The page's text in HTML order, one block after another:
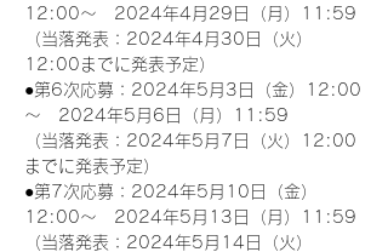
12:00～　2024年4月29日（月）11:59
（当落発表：2024年4月30日（火）
12:00までに発表予定）
●第6次応募：2024年5月3日（金）12:00
～　2024年5月6日（月）11:59
（当落発表：2024年5月7日（火）12:00
までに発表予定）
●第7次応募：2024年5月10日（金）
12:00～　2024年5月13日（月）11:59
（当落発表：2024年5月14日（火）